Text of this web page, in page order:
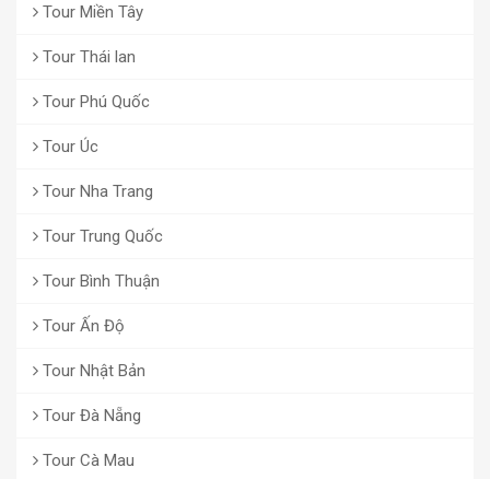
Tour Miền Tây
Tour Thái lan
Tour Phú Quốc
Tour Úc
Tour Nha Trang
Tour Trung Quốc
Tour Bình Thuận
Tour Ấn Độ
Tour Nhật Bản
Tour Đà Nẵng
Tour Cà Mau